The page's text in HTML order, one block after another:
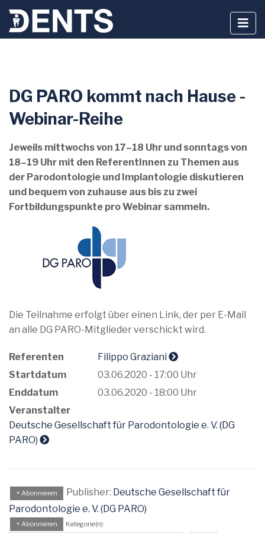
Inhalt
DG PARO kommt nach Hause -
Webinar-Reihe
Jeweils mittwochs von 17–18 Uhr und sonntags von
18–19 Uhr mit den ReferentInnen zu Themen aus
der Parodontologie und Implantologie diskutieren
und bequem von zuhause aus bis zu zwei
Fortbildungspunkte pro Webinar sammeln.
Die Teilnahme erfolgt über einen Link, der per E-Mail
an alle DG PARO-Mitglieder verschickt wird.
Referenten
Filippo Graziani
Startdatum
03.06.2020 - 17:00 Uhr
Enddatum
03.06.2020 - 18:00 Uhr
Veranstalter
Deutsche Gesellschaft für Parodontologie e. V. (DG
PARO)
+ Abonnieren Publisher: Deutsche Gesellschaft für
Parodontologie e. V. (DG PARO)
+ Abonnieren
Kategorie(n):